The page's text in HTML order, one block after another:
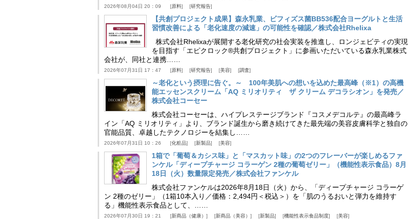
2026年08月04日 20：09 原料 研究報告
【共創プロジェクト成果】森永乳業、ビフィズス菌BB536配合ヨーグルトと生活
習慣改善による「老化速度の減速」の可能性を確認／株式会社Rhelixa
株式会社Rhelixaが展開する老化研究の社会実装を推進し、ロンジェビティの実現
を目指す「エピクロック®共創プロジェクト」に参画いただいている森永乳業株式
会社が、同社と連携……
2026年07月31日 17：47 原料 研究報告 美容 調査
～老化という摂理に告ぐ。～ 100年美肌への想いを込めた最高峰（※1）の高機
能エッセンスクリーム「AQ ミリオリティ ザ クリーム デコラシオン」を発売／
株式会社コーセー
株式会社コーセーは、ハイプレステージブランド『コスメデコルテ』の最高峰ラ
イン「AQ ミリオリティ」より、ブランド誕生から磨き続けてきた最先端の美容皮膚科学と独自の
官能品質、卓越したテクノロジーを結集し……
2026年07月31日 10：26 化粧品 新製品 美容
1箱で「葡萄＆カシス味」と「マスカット味」の2つのフレーバーが楽しめるファ
ンケル「ディープチャージ コラーゲン 2種の葡萄ゼリー」（機能性表示食品）8月
18日（火）数量限定発売／株式会社ファンケル
株式会社ファンケルは2026年8月18日（火）から、「ディープチャージ コラーゲ
ン 2種のゼリー」（1箱10本入り／価格：2,494円＜税込＞）を「肌のうるおいと弾力を維持す
る」機能性表示食品として、……
2026年07月30日 19：21 新商品（健康） 新商品（美容） 新製品 機能性表示食品制度 美容